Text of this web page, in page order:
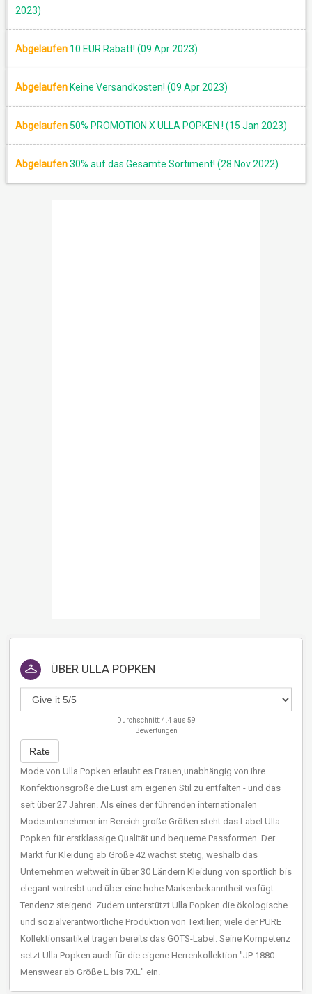
2023)
Abgelaufen 10 EUR Rabatt! (09 Apr 2023)
Abgelaufen Keine Versandkosten! (09 Apr 2023)
Abgelaufen50% PROMOTION X ULLA POPKEN ! (15 Jan 2023)
Abgelaufen30% auf das Gesamte Sortiment! (28 Nov 2022)
ÜBER ULLA POPKEN
Durchschnitt:4.4 aus 59
Bewertungen
Rate
Mode von Ulla Popken erlaubt es Frauen,unabhängig von ihre
Konfektionsgröße die Lust am eigenen Stil zu entfalten - und das
seit über 27 Jahren. Als eines der führenden internationalen
Modeunternehmen im Bereich große Größen steht das Label Ulla
Popken für erstklassige Qualität und bequeme Passformen. Der
Markt für Kleidung ab Größe 42 wächst stetig, weshalb das
Unternehmen weltweit in über 30 Ländern Kleidung von sportlich bis
elegant vertreibt und über eine hohe Markenbekanntheit verfügt -
Tendenz steigend. Zudem unterstützt Ulla Popken die ökologische
und sozialverantwortliche Produktion von Textilien; viele der PURE
Kollektionsartikel tragen bereits das GOTS-Label. Seine Kompetenz
setzt Ulla Popken auch für die eigene Herrenkollektion "JP 1880 -
Menswear ab Größe L bis 7XL" ein.